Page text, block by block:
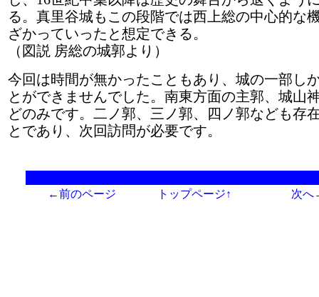
る。真里谷城もこの段階では西上総の中心的な
ざかっていったと想定できる。
（図説 房総の城郭より）
今回は時間が無かったこともあり、城の一部し
とができませんでした。南東方面の主郭、城山
どのみです。二ノ郭、三ノ郭、四ノ郭なども存
とであり、次回訪問が必要です。
←前のページ トップページ↑ 次